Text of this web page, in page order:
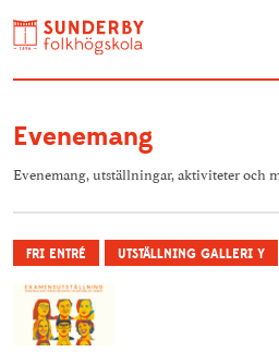
Restaurang Akvarellen
Konferens
Galleri Y
Kontakt / Hitta hit
Evenemang
Evenemang, utställningar, aktiviteter och
FRI ENTRÉ UTSTÄLLNING GALLERI Y